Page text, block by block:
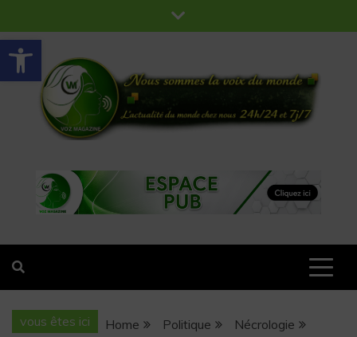
Ouvrir la barre d’outils
VOZ MAGAZINE
vous êtes ici Home Politique
Nécrologie